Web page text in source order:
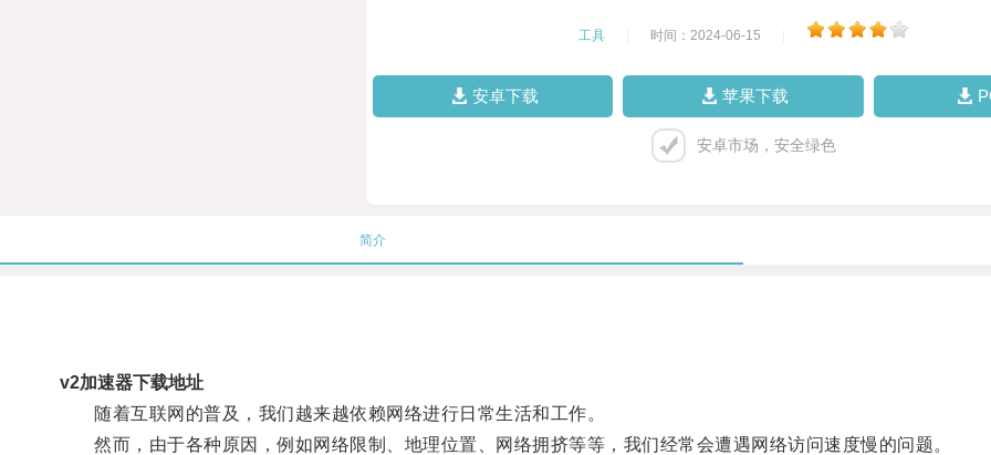
工具 时间：2024-06-15
安卓下载 苹果下载
安卓市场，安全绿色
简介
v2加速器下载地址
随着互联网的普及，我们越来越依赖网络进行日常生活和工作。
然而，由于各种原因，例如网络限制、地理位置、网络拥挤等等，我们经常会遭遇网络访问速度慢的问题。